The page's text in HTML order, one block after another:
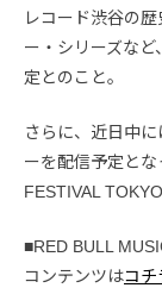
レコード渋谷の
ー・シリーズな
定とのこと。
さらに、近日中
ーを配信予定と
FESTIVAL
■RED BULL
コンテンツはコチ